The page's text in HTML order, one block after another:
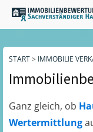
START> IMMOBILIE
Ganz gleich, ob
Wertermittlung